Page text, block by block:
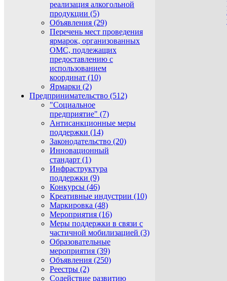
реализация алкогольной
продукции (5)
Объявления (29)
Перечень мест проведения
ярмарок, организованных
ОМС, подлежащих
предоставлению с
использованием
координат (10)
Ярмарки (2)
Предпринимательство (512)
"Социальное
предприятие" (7)
Антисанкционные меры
поддержки (14)
Законодательство (20)
Инновационный
стандарт (1)
Инфраструктура
поддержки (9)
Конкурсы (46)
Креативные индустрии (10)
Маркировка (48)
Мероприятия (16)
Меры поддержки в связи с
частичной мобилизацией (3)
Образовательные
мероприятия (39)
Объявления (250)
Реестры (2)
Содействие развитию